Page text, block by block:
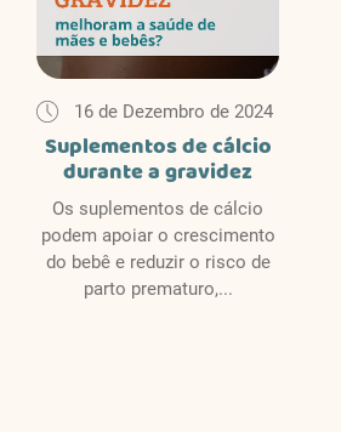
16 de Dezembro de 2024
Suplementos de cálcio
durante a gravidez
Os suplementos de cálcio
podem apoiar o crescimento
do bebê e reduzir o risco de
parto prematuro,...